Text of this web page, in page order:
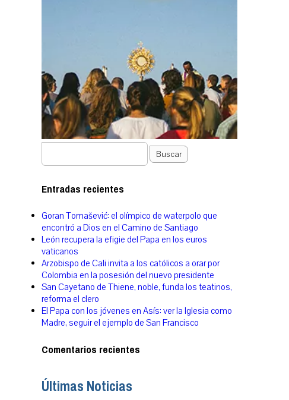
Buscar
Entradas recientes
Goran Tomašević: el olímpico de waterpolo que
encontró a Dios en el Camino de Santiago
León recupera la efigie del Papa en los euros
vaticanos
Arzobispo de Cali invita a los católicos a orar por
Colombia en la posesión del nuevo presidente
San Cayetano de Thiene, noble, funda los teatinos,
reforma el clero
El Papa con los jóvenes en Asís: ver la Iglesia como
Madre, seguir el ejemplo de San Francisco
Comentarios recientes
Últimas Noticias